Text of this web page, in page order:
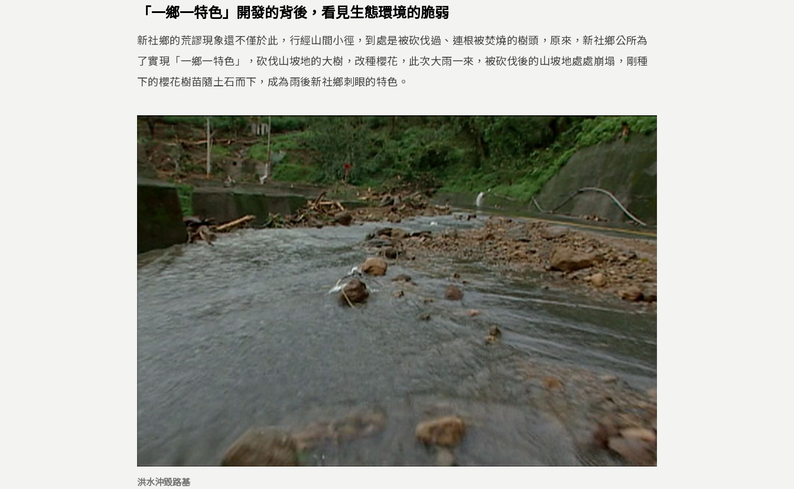
「一鄉一特色」開發的背後，看見生態環境的脆弱
新社鄉的荒謬現象還不僅於此，行經山間小徑，到處是被砍伐過、連根被焚燒的樹頭，原來，新社鄉公所為
了實現「一鄉一特色」，砍伐山坡地的大樹，改種櫻花，此次大雨一來，被砍伐後的山坡地處處崩塌，剛種
下的櫻花樹苗隨土石而下，成為雨後新社鄉刺眼的特色。
洪水沖毀路基